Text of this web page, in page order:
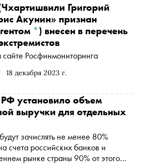
18 декабря 2023 г.
Григорий
Акунин» признан
*) внесен в перечень
сайте Росфинмониторинга
РФ установило объем
выручки для отдельных
зачислять не менее 80%
счета российских банков и
рынке страны 90% от этого